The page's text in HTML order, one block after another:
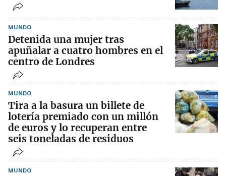
MUNDO
Detenida una mujer tras
apuñalar a cuatro hombres en el
centro de Londres
MUNDO
Tira a la basura un billete de
lotería premiado con un millón
de euros y lo recuperan entre
seis toneladas de residuos
MUNDO